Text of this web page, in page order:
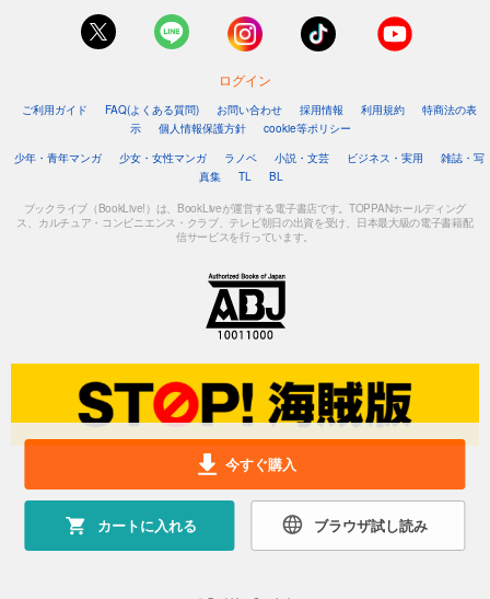
今すぐ購入
カートに入れる ブラウザ試し読み
ログイン
ご利用ガイド FAQ(よくある質問) お問い合わせ 採用情報 利用規約
特商法の表
示
個人情報保護方針
cookie等ポリシー
少年・青年マンガ
少女・女性マンガ ラノベ 小説・文芸 ビジネス・実用
雑誌・写
真集
TL BL
ブックライブ（BookLive!）は、BookLiveが運営する電子書店です。TOPPANホールディング
ス、カルチュア・コンビニエンス・クラブ、テレビ朝日の出資を受け、日本最大級の電子書籍配
信サービスを行っています。